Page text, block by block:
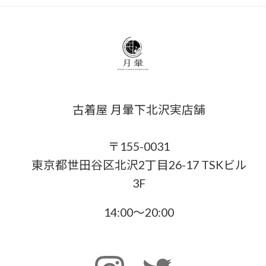
古着屋 月暈下北沢実店舗
〒155-0031
東京都世田谷区北沢2丁目26-17 TSKビル
3F
14:00〜20:00